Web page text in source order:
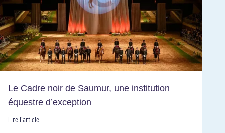
Le Cadre noir de Saumur, une institution
équestre d’exception
Lire l'article